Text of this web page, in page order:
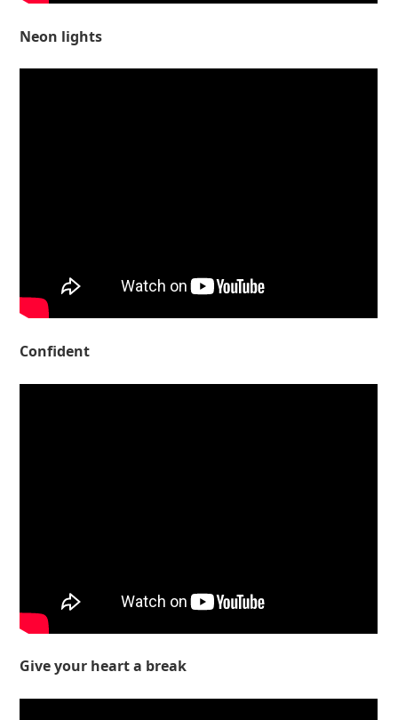
Neon lights
Confident
Give your heart a break